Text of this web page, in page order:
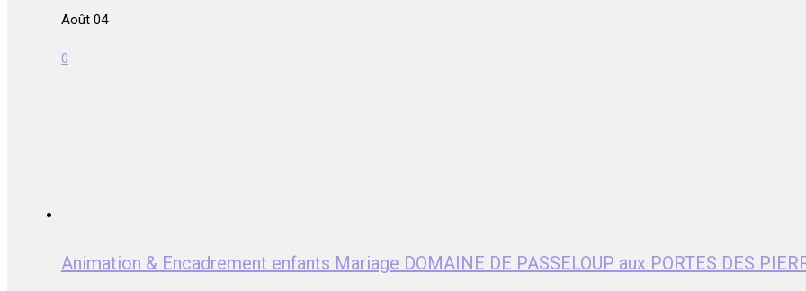
Août 04
0
Animation & Encadrement enfants Mariage DOMAINE DE PASSELOUP aux PORTES DES